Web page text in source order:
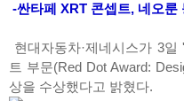
-싼타페 XRT 콘셉트, 네오룬
현대자동차·제네시스가 3
트 부문(Red Dot Award:
상을 수상했다고 밝혔다.